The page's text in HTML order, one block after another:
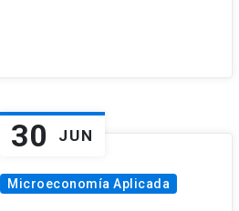
30 JUN
Microeconomía Aplicada